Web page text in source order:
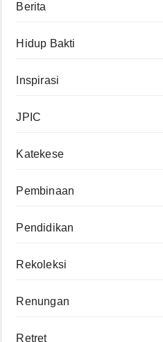
Berita
Hidup Bakti
Inspirasi
JPIC
Katekese
Pembinaan
Pendidikan
Rekoleksi
Renungan
Retret